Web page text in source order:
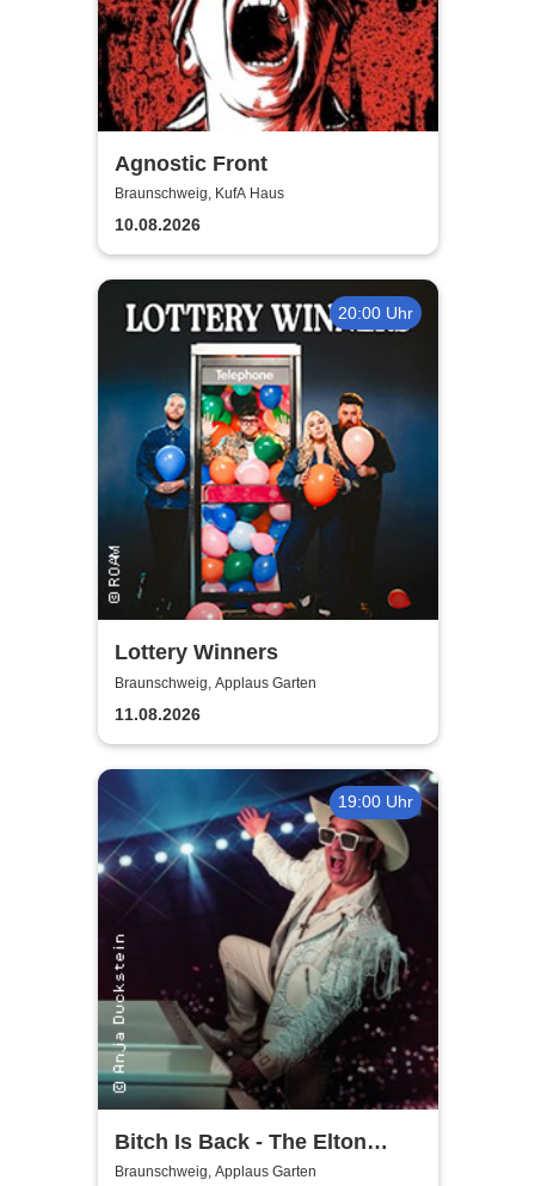
Agnostic Front
Braunschweig, KufA Haus
10.08.2026
20:00 Uhr
Lottery Winners
Braunschweig, Applaus Garten
11.08.2026
19:00 Uhr
Bitch Is Back - The Elton
John Show
Braunschweig, Applaus Garten